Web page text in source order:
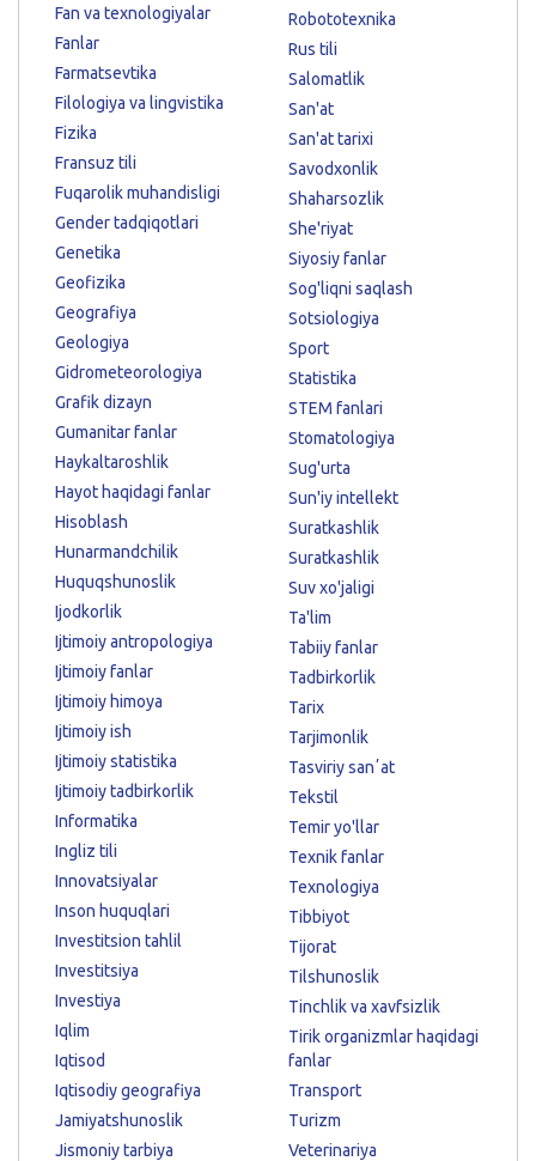
Fan va texnologiyalar
Fanlar
Farmatsevtika
Filologiya va lingvistika
Fizika
Fransuz tili
Fuqarolik muhandisligi
Gender tadqiqotlari
Genetika
Geofizika
Geografiya
Geologiya
Gidrometeorologiya
Grafik dizayn
Gumanitar fanlar
Haykaltaroshlik
Hayot haqidagi fanlar
Hisoblash
Hunarmandchilik
Huquqshunoslik
Ijodkorlik
Ijtimoiy antropologiya
Ijtimoiy fanlar
Ijtimoiy himoya
Ijtimoiy ish
Ijtimoiy statistika
Ijtimoiy tadbirkorlik
Informatika
Ingliz tili
Innovatsiyalar
Inson huquqlari
Investitsion tahlil
Investitsiya
Investiya
Iqlim
Iqtisod
Iqtisodiy geografiya
Jamiyatshunoslik
Jismoniy tarbiya
Robototexnika
Rus tili
Salomatlik
San'at
San'at tarixi
Savodxonlik
Shaharsozlik
She'riyat
Siyosiy fanlar
Sog'liqni saqlash
Sotsiologiya
Sport
Statistika
STEM fanlari
Stomatologiya
Sug'urta
Sun'iy intellekt
Suratkashlik
Suratkashlik
Suv xo'jaligi
Ta'lim
Tabiiy fanlar
Tadbirkorlik
Tarix
Tarjimonlik
Tasviriy sanʼat
Tekstil
Temir yo'llar
Texnik fanlar
Texnologiya
Tibbiyot
Tijorat
Tilshunoslik
Tinchlik va xavfsizlik
Tirik organizmlar haqidagi
fanlar
Transport
Turizm
Veterinariya